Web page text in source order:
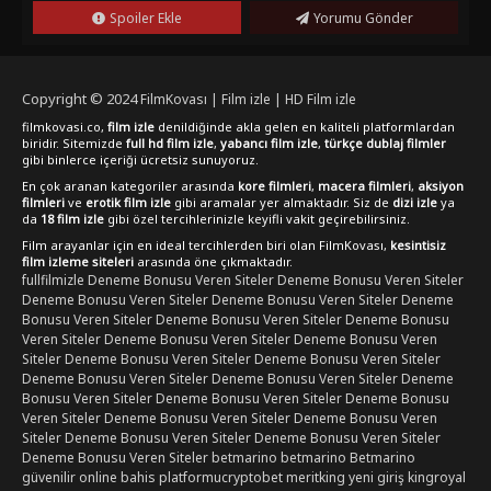
Spoiler Ekle Yorumu Gönder
Copyright © 2024FilmKovası | Film izle | HD Film izle
filmkovasi.co, film izle denildiğinde akla gelen en kaliteli platformlardan
biridir. Sitemizde full hd film izle, yabancı film izle, türkçe dublaj filmler
gibi binlerce içeriği ücretsiz sunuyoruz.
En çok aranan kategoriler arasında kore filmleri, macera filmleri, aksiyon
filmleri ve erotik film izle gibi aramalar yer almaktadır. Siz de dizi izle ya
da 18 film izle gibi özel tercihlerinizle keyifli vakit geçirebilirsiniz.
Film arayanlar için en ideal tercihlerden biri olan FilmKovası, kesintisiz
film izleme siteleri arasında öne çıkmaktadır.
fullfilmizle Deneme Bonusu Veren SitelerDeneme Bonusu Veren Siteler
Deneme Bonusu Veren SitelerDeneme Bonusu Veren SitelerDeneme
Bonusu Veren SitelerDeneme Bonusu Veren SitelerDeneme Bonusu
Veren SitelerDeneme Bonusu Veren SitelerDeneme Bonusu Veren
SitelerDeneme Bonusu Veren SitelerDeneme Bonusu Veren Siteler
Deneme Bonusu Veren SitelerDeneme Bonusu Veren SitelerDeneme
Bonusu Veren SitelerDeneme Bonusu Veren SitelerDeneme Bonusu
Veren SitelerDeneme Bonusu Veren SitelerDeneme Bonusu Veren
SitelerDeneme Bonusu Veren SitelerDeneme Bonusu Veren Siteler
Deneme Bonusu Veren Sitelerbetmarino betmarino Betmarino
güvenilir online bahis platformucryptobetmeritking yeni girişkingroyal